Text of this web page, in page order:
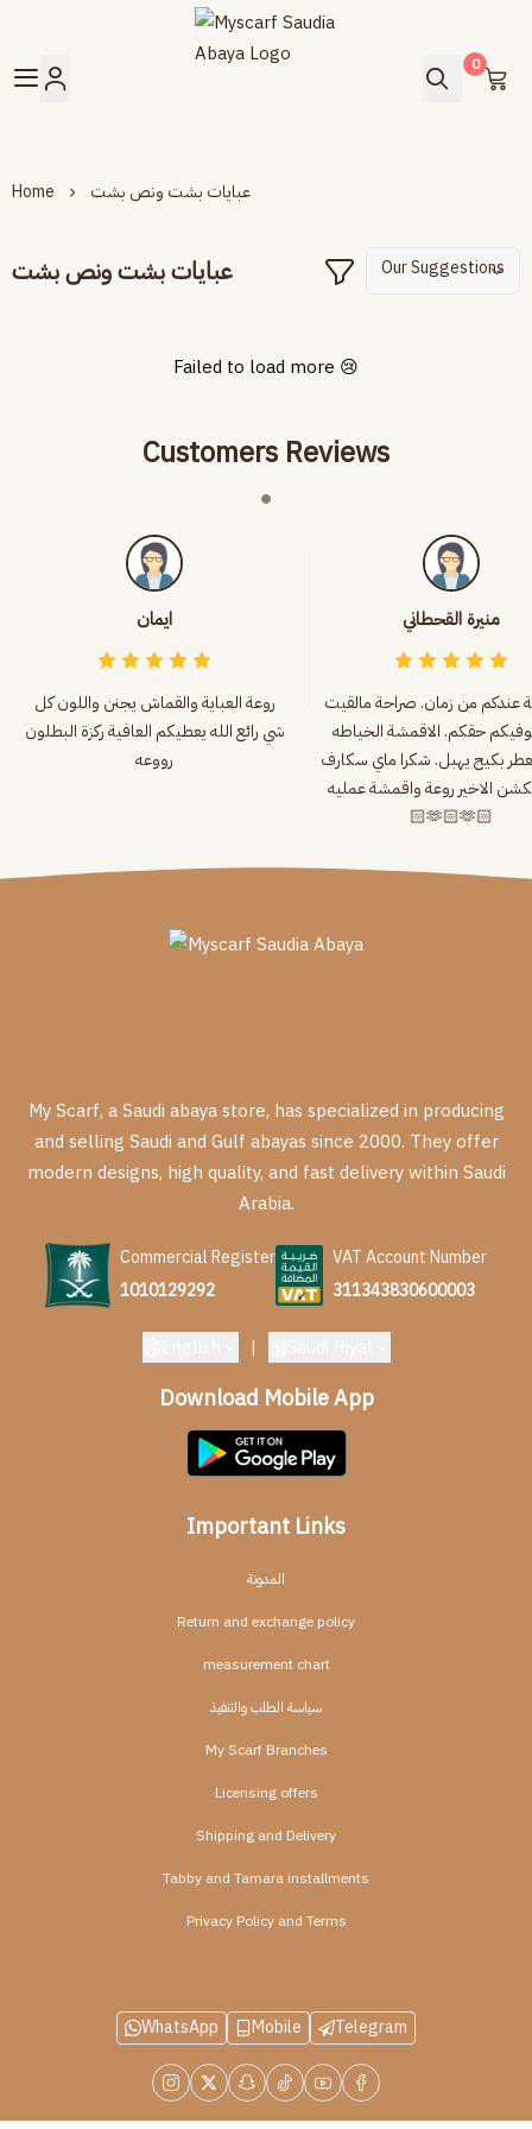
Myscarf Saudia Abaya
0
Home عبايات بشت ونص بشت
عبايات بشت ونص بشت
Failed to load more 😢
Customers Reviews
ايمان
روعة العباية والقماش يجنن واللون كل
شي رائع الله يعطيكم العافية ركزة البطلون
رووعه
منيرة القحطاني
عندكم من زمان. صراحة مالقيت
حقكم. الاقمشة الخياطه
بكيج يهبل. شكرا ماي سكارف
الاخير روعة واقمشة عمليه. 🫶
🏻🫶🏻🫶🏻
Important Links
المدونة
Return and exchange policy
measurement chart
سياسة الطلب والتنفيذ
My Scarf Branches
Licensing offers
Shipping and Delivery
Tabby and Tamara installments
Privacy Policy and Terms
My Scarf, a Saudi abaya store, has specialized in producing
and selling Saudi and Gulf abayas since 2000. They offer
modern designs, high quality, and fast delivery within Saudi
Arabia.
Commercial Register
1010129292
VAT Account Number
311343830600003
|
Download Mobile App
WhatsApp Mobile Telegram